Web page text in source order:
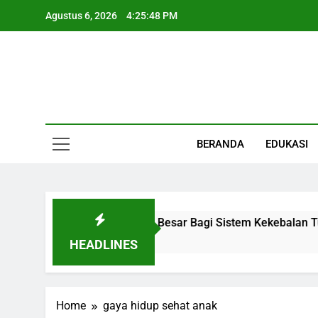
Agustus 6, 2026 4:25:49 PM
BERANDA EDUKASI
HEADLINES
Kecil Dengan Peran Besar Bagi Sistem Kekebalan
Home gaya hidup sehat anak